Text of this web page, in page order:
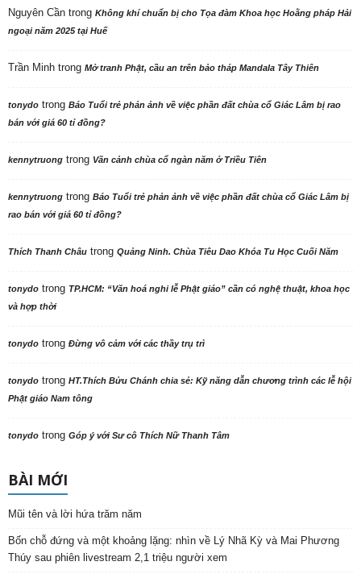
Nguyên Cần trong Không khí chuẩn bị cho Tọa đàm Khoa học Hoằng pháp Hải
ngoại năm 2025 tại Huế
Trần Minh trong Mở tranh Phật, cầu an trên bảo tháp Mandala Tây Thiên
tonydo trong Báo Tuổi trẻ phản ảnh về việc phần đất chùa cổ Giác Lâm bị rao
bán với giá 60 tỉ đồng?
kennytruong trong Vãn cảnh chùa cổ ngàn năm ở Triều Tiên
kennytruong trong Báo Tuổi trẻ phản ảnh về việc phần đất chùa cổ Giác Lâm bị
rao bán với giá 60 tỉ đồng?
Thích Thanh Châu trong Quảng Ninh. Chùa Tiêu Dao Khóa Tu Học Cuối Năm
tonydo trong TP.HCM: “Văn hoá nghi lễ Phật giáo” cần có nghệ thuật, khoa học
và hợp thời
tonydo trong Đừng vô cảm với các thầy trụ trì
tonydo trong HT.Thích Bửu Chánh chia sẻ: Kỹ năng dẫn chương trình các lễ hội
Phật giáo Nam tông
tonydo trong Góp ý với Sư cô Thích Nữ Thanh Tâm
BÀI MỚI
Mũi tên và lời hứa trăm năm
Bốn chỗ đứng và một khoảng lặng: nhìn về Lý Nhã Kỳ và Mai Phương
Thúy sau phiên livestream 2,1 triệu người xem